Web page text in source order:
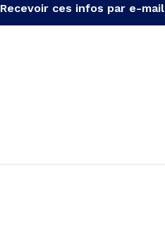
Recevoir ces infos par e-mail